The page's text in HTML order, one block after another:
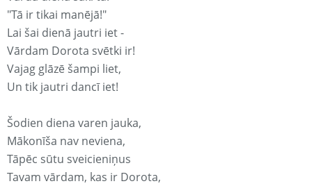
"Tā ir tikai manējā!"
Lai šai dienā jautri iet -
Vārdam Dorota svētki ir!
Vajag glāzē šampi liet,
Un tik jautri dancī iet!
Šodien diena varen jauka,
Mākonīša nav neviena,
Tāpēc sūtu sveicieniņus
Tavam vārdam, kas ir Dorota,